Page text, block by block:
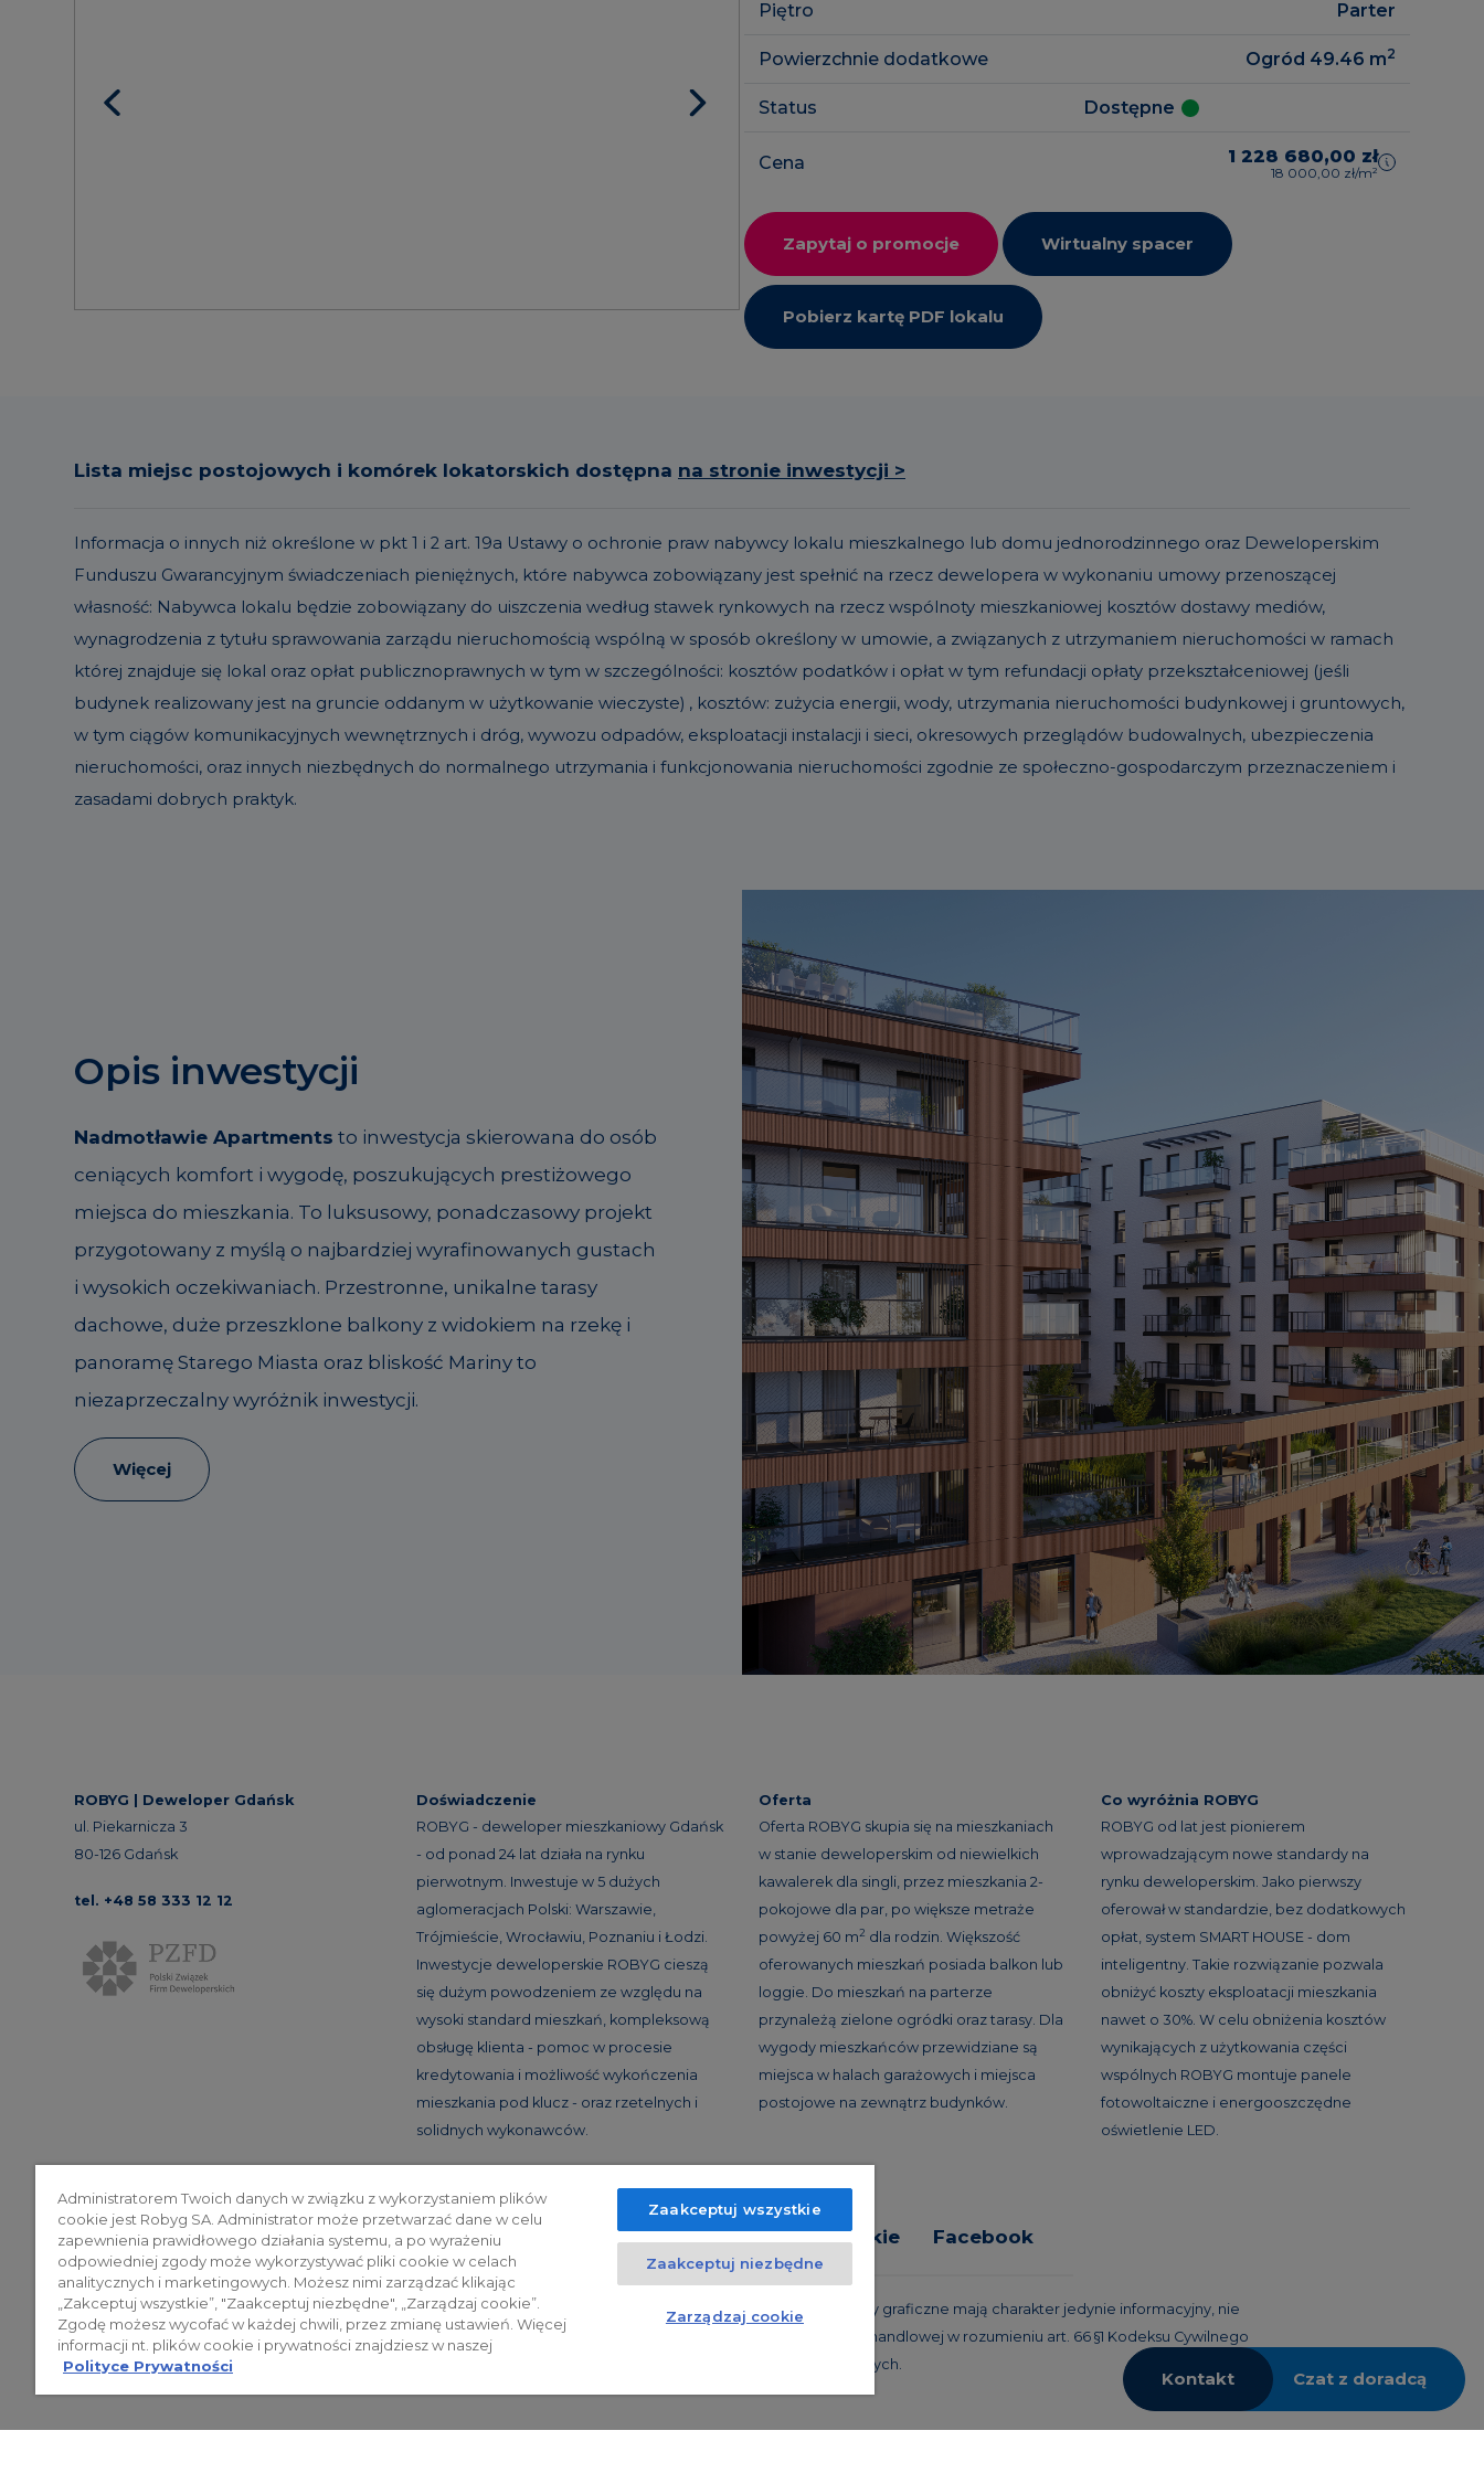
Inwestycje zrealizowane
Piętro Parter
Powierzchnie dodatkowe Ogród 49.46 m2
Status Dostępne
Cena 1 228 680,00 zł
18 000,00 zł/m²
Zapytaj o promocje Wirtualny spacer
Pobierz kartę PDF lokalu
Lista miejsc postojowych i komórek lokatorskich dostępna na stronie inwestycji >
Informacja o innych niż określone w pkt 1 i 2 art. 19a Ustawy o ochronie praw nabywcy lokalu mieszkalnego lub domu jednorodzinnego oraz Deweloperskim
Funduszu Gwarancyjnym świadczeniach pieniężnych, które nabywca zobowiązany jest spełnić na rzecz dewelopera w wykonaniu umowy przenoszącej
własność: Nabywca lokalu będzie zobowiązany do uiszczenia według stawek rynkowych na rzecz wspólnoty mieszkaniowej kosztów dostawy mediów,
wynagrodzenia z tytułu sprawowania zarządu nieruchomością wspólną w sposób określony w umowie, a związanych z utrzymaniem nieruchomości w ramach
której znajduje się lokal oraz opłat publicznoprawnych w tym w szczególności: kosztów podatków i opłat w tym refundacji opłaty przekształceniowej (jeśli
budynek realizowany jest na gruncie oddanym w użytkowanie wieczyste) , kosztów: zużycia energii, wody, utrzymania nieruchomości budynkowej i gruntowych,
w tym ciągów komunikacyjnych wewnętrznych i dróg, wywozu odpadów, eksploatacji instalacji i sieci, okresowych przeglądów budowalnych, ubezpieczenia
nieruchomości, oraz innych niezbędnych do normalnego utrzymania i funkcjonowania nieruchomości zgodnie ze społeczno-gospodarczym przeznaczeniem i
zasadami dobrych praktyk.
Opis inwestycji
Nadmotławie Apartments to inwestycja skierowana do osób
ceniących komfort i wygodę, poszukujących prestiżowego
miejsca do mieszkania. To luksusowy, ponadczasowy projekt
przygotowany z myślą o najbardziej wyrafinowanych gustach
i wysokich oczekiwaniach. Przestronne, unikalne tarasy
dachowe, duże przeszklone balkony z widokiem na rzekę i
panoramę Starego Miasta oraz bliskość Mariny to
niezaprzeczalny wyróżnik inwestycji.
Więcej
ROBYG | Deweloper Gdańsk
ul. Piekarnicza 3
80-126 Gdańsk
tel. +48 58 333 12 12
Doświadczenie
ROBYG - deweloper mieszkaniowy Gdańsk
- od ponad 24 lat działa na rynku
pierwotnym. Inwestuje w 5 dużych
aglomeracjach Polski: Warszawie,
Trójmieście, Wrocławiu, Poznaniu i Łodzi.
Inwestycje deweloperskie ROBYG cieszą
się dużym powodzeniem ze względu na
wysoki standard mieszkań, kompleksową
obsługę klienta - pomoc w procesie
kredytowania i możliwość wykończenia
mieszkania pod klucz - oraz rzetelnych i
solidnych wykonawców.
Oferta
Oferta ROBYG skupia się na mieszkaniach
w stanie deweloperskim od niewielkich
kawalerek dla singli, przez mieszkania 2-
pokojowe dla par, po większe metraże
powyżej 60 m2 dla rodzin. Większość
oferowanych mieszkań posiada balkon lub
loggie. Do mieszkań na parterze
przynależą zielone ogródki oraz tarasy. Dla
wygody mieszkańców przewidziane są
miejsca w halach garażowych i miejsca
postojowe na zewnątrz budynków.
Co wyróżnia ROBYG
ROBYG od lat jest pionierem
wprowadzającym nowe standardy na
rynku deweloperskim. Jako pierwszy
oferował w standardzie, bez dodatkowych
opłat, system SMART HOUSE - dom
inteligentny. Takie rozwiązanie pozwala
obniżyć koszty eksploatacji mieszkania
nawet o 30%. W celu obniżenia kosztów
wynikających z użytkowania części
wspólnych ROBYG montuje panele
fotowoltaiczne i energooszczędne
oświetlenie LED.
Polityka prywatności Relacje inwestorskie Facebook
© 2026 ROBYG. Wszystkie prawa zastrzeżone. Powyższa oferta i przedstawione materiały graficzne mają charakter jedynie informacyjny, nie
mogą być traktowane jako ostateczne projekty realizacyjne, nie stanowią również oferty handlowej w rozumieniu art. 66 §1 Kodeksu Cywilnego
oraz innych właściwych przepisów prawnych.
Kontakt Czat z doradcą
Administratorem Twoich danych w związku z wykorzystaniem plików
cookie jest Robyg SA. Administrator może przetwarzać dane w celu
zapewnienia prawidłowego działania systemu, a po wyrażeniu
odpowiedniej zgody może wykorzystywać pliki cookie w celach
analitycznych i marketingowych. Możesz nimi zarządzać klikając
„Zakceptuj wszystkie”, "Zaakceptuj niezbędne", „Zarządzaj cookie”.
Zgodę możesz wycofać w każdej chwili, przez zmianę ustawień. Więcej
informacji nt. plików cookie i prywatności znajdziesz w naszej
Polityce Prywatności
Zaakceptuj wszystkie
Zaakceptuj niezbędne
Zarządzaj cookie